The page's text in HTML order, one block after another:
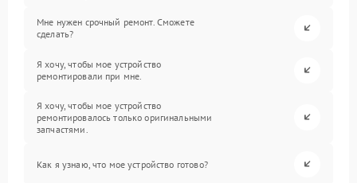
Мне нужен срочный ремонт. Сможете
сделать?
Я хочу, чтобы мое устройство
ремонтировали при мне.
Я хочу, чтобы мое устройство
ремонтировалось только оригинальными
запчастями.
Как я узнаю, что мое устройство готово?